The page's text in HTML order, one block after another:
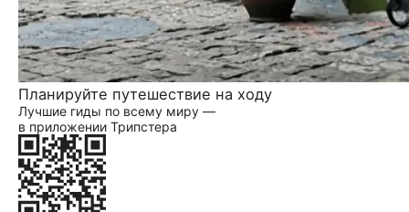
Планируйте путешествие на ходу
Лучшие гиды по всему миру —
в приложении Трипстера